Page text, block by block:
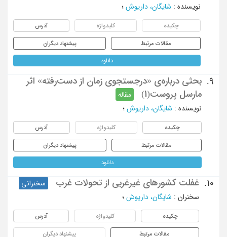
نویسنده : شایگان، داریوش ؛
چکیده کلیدواژه آدرس
مقالات مرتبط پیشنهاد دیگران
دانلود
9.
بحثی درباره‌ی «درجستجوی زمان از دست‌رفته» اثر
مارسل پروست(1)
مقاله
نویسنده : شایگان، داریوش ؛
چکیده کلیدواژه آدرس
مقالات مرتبط پیشنهاد دیگران
دانلود
10. غفلت کشورهای غیرغربی از تحولات غرب
سخنرانی
سخنران : شایگان، داریوش ؛
چکیده کلیدواژه آدرس
مقالات مرتبط پیشنهاد دیگران